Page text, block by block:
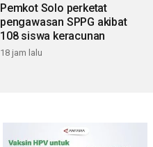
Pemkot Solo perketat
pengawasan SPPG akibat
108 siswa keracunan
18 jam lalu